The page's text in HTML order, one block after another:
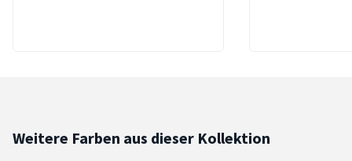
Weitere Farben aus dieser Kollektion